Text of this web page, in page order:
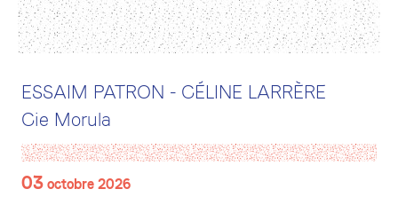
ESSAIM PATRON - CÉLINE LARRÈRE
Cie Morula
03 octobre 2026